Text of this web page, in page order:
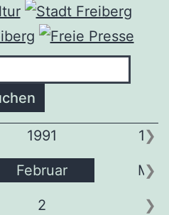
1991
Februar
2 3